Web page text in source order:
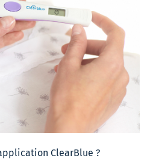
ClearBlue ?